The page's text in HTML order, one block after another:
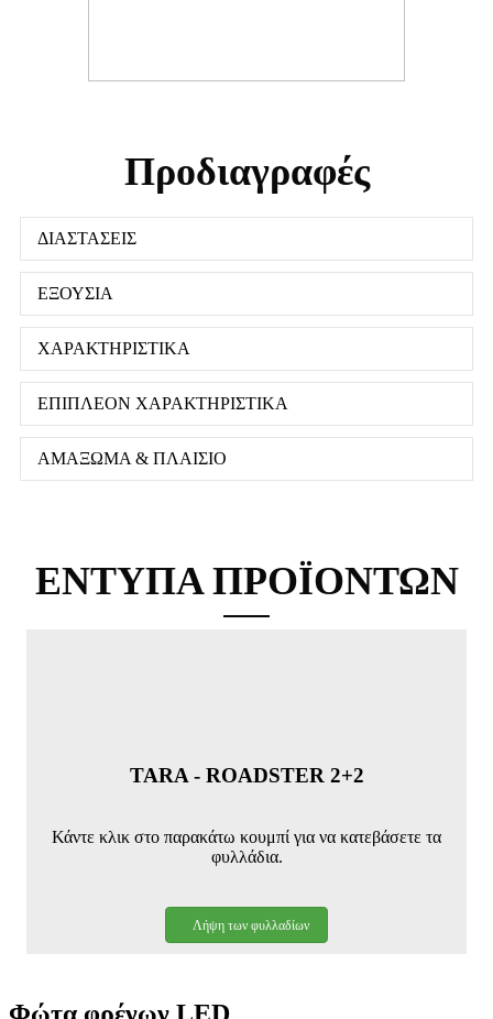
Προδιαγραφές
ΔΙΑΣΤΑΣΕΙΣ
ΕΞΟΥΣΙΑ
ΧΑΡΑΚΤΗΡΙΣΤΙΚΑ
ΕΠΙΠΛΕΟΝ ΧΑΡΑΚΤΗΡΙΣΤΙΚΑ
ΑΜΑΞΩΜΑ & ΠΛΑΙΣΙΟ
ΕΝΤΥΠΑ ΠΡΟΪΟΝΤΩΝ
TARA - ROADSTER 2+2
Κάντε κλικ στο παρακάτω κουμπί για να κατεβάσετε τα
φυλλάδια.
Λήψη των φυλλαδίων
Φώτα φρένων LED